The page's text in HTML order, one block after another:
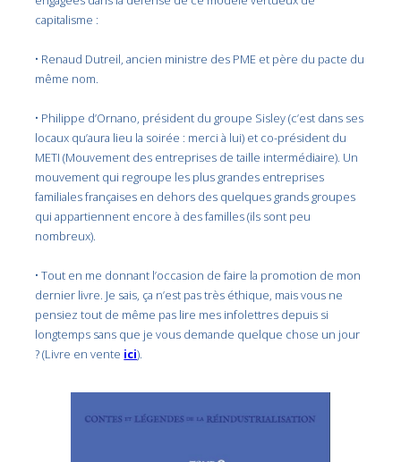
capitalisme :
• Renaud Dutreil, ancien ministre des PME et père du pacte du
même nom.
• Philippe d’Ornano, président du groupe Sisley (c’est dans ses
locaux qu’aura lieu la soirée : merci à lui) et co-président du
METI (Mouvement des entreprises de taille intermédiaire). Un
mouvement qui regroupe les plus grandes entreprises
familiales françaises en dehors des quelques grands groupes
qui appartiennent encore à des familles (ils sont peu
nombreux).
• Tout en me donnant l’occasion de faire la promotion de mon
dernier livre. Je sais, ça n’est pas très éthique, mais vous ne
pensiez tout de même pas lire mes infolettres depuis si
longtemps sans que je vous demande quelque chose un jour
? (Livre en vente ici).